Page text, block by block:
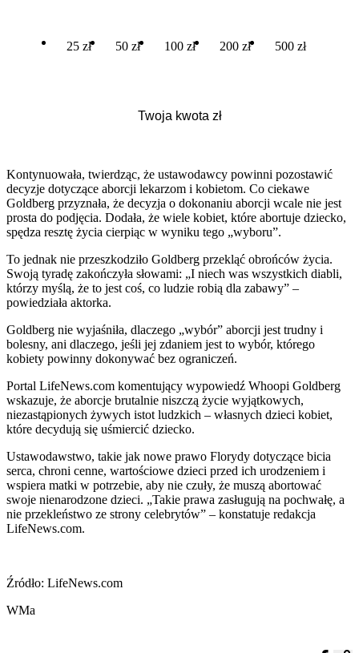
25 zł 50 zł 100 zł 200 zł 500 zł
Kontynuowała, twierdząc, że ustawodawcy powinni pozostawić
decyzje dotyczące aborcji lekarzom i kobietom. Co ciekawe
Goldberg przyznała, że decyzja o dokonaniu aborcji wcale nie jest
prosta do podjęcia. Dodała, że wiele kobiet, które abortuje dziecko,
spędza resztę życia cierpiąc w wyniku tego „wyboru”.
To jednak nie przeszkodziło Goldberg przekląć obrońców życia.
Swoją tyradę zakończyła słowami: „I niech was wszystkich diabli,
którzy myślą, że to jest coś, co ludzie robią dla zabawy” –
powiedziała aktorka.
Goldberg nie wyjaśniła, dlaczego „wybór” aborcji jest trudny i
bolesny, ani dlaczego, jeśli jej zdaniem jest to wybór, którego
kobiety powinny dokonywać bez ograniczeń.
Portal LifeNews.com komentujący wypowiedź Whoopi Goldberg
wskazuje, że aborcje brutalnie niszczą życie wyjątkowych,
niezastąpionych żywych istot ludzkich – własnych dzieci kobiet,
które decydują się uśmiercić dziecko.
Ustawodawstwo, takie jak nowe prawo Florydy dotyczące bicia
serca, chroni cenne, wartościowe dzieci przed ich urodzeniem i
wspiera matki w potrzebie, aby nie czuły, że muszą abortować
swoje nienarodzone dzieci. „Takie prawa zasługują na pochwałę, a
nie przekleństwo ze strony celebrytów” – konstatuje redakcja
LifeNews.com.
Źródło: LifeNews.com
WMa